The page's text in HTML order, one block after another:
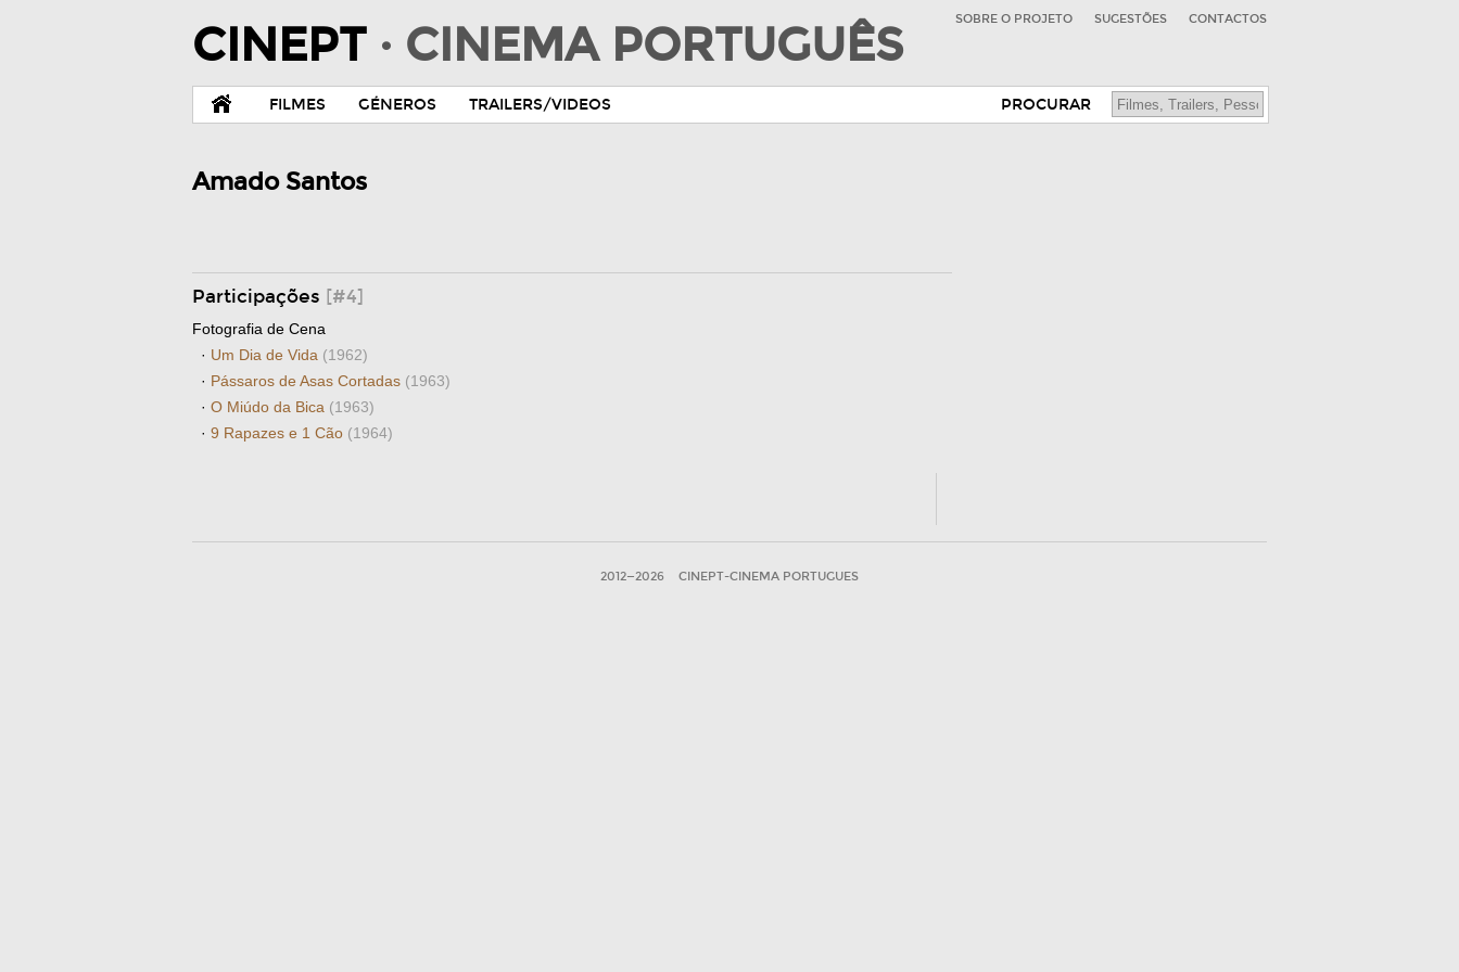
CINEPT · CINEMA PORTUGUÊS SOBRE O PROJETO SUGESTÕES CONTACTOS
FILMES GÉNEROS TRAILERS/VIDEOS PROCURAR
Amado Santos
Participações [#4]
Fotografia de Cena
· Um Dia de Vida (1962)
· Pássaros de Asas Cortadas (1963)
· O Miúdo da Bica (1963)
· 9 Rapazes e 1 Cão (1964)
2012—2026 CINEPT-CINEMA PORTUGUES